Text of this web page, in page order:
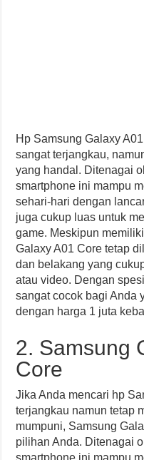
Hp Samsung Galaxy
sangat terjangkau,
yang handal. Ditenagai
smartphone ini mampu
sehari-hari dengan
juga cukup luas untuk
game. Meskipun
Galaxy A01 Core tetap
dan belakang yang
atau video. Dengan
sangat cocok bagi Anda
dengan harga 1 juta
2. Samsung
Core
Jika Anda mencari hp
terjangkau namun tetap
mumpuni, Samsung
pilihan Anda. Ditenagai
smartphone ini mampu